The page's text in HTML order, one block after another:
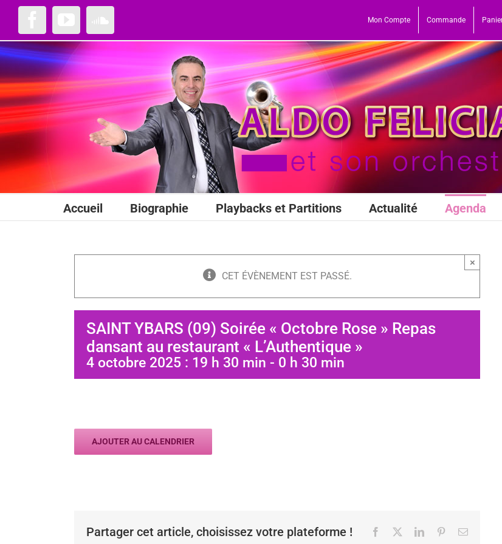
Passer
contenu
Mon Compte Commande
Accueil Biographie Playbacks et Partitions Actualité Agenda
CET ÉVÈNEMENT EST PASSÉ.
×
SAINT YBARS (09) Soirée « Octobre Rose » Repas
dansant au restaurant « L’Authentique »
4 octobre 2025 : 19 h 30 min - 0 h 30 min
AJOUTER AU CALENDRIER
Partager cet article, choisissez votre plateforme ! Facebook LinkedInPinterestEmail